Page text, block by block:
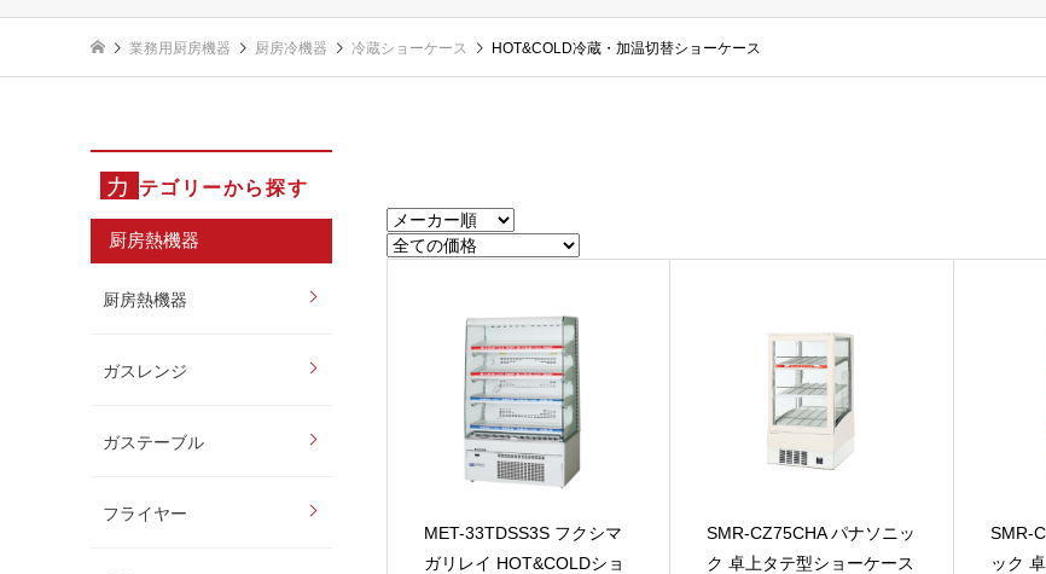
業務用厨房機器 厨房冷機器 冷蔵ショーケース HOT&COLD冷蔵・加温切替ショーケース
カ テゴリーから探す
厨房熱機器
厨房熱機器
ガスレンジ
ガステーブル
フライヤー
MET-33TDSS3S フクシマ
ガリレイ HOT&COLDショ
SMR-CZ75CHA パナソニッ
ク 卓上タテ型ショーケース
SMR-
ック